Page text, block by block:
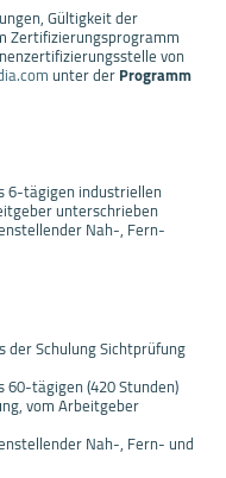
Gültigkeit der
Zertifizierungsprogramm
von
unter derProgramm
6-tägigen industriellen
unterschrieben
Nah-, Fern-
der Schulung Sichtprüfung
tägigen (420 Stunden)
vom Arbeitgeber
Nah-, Fern- und